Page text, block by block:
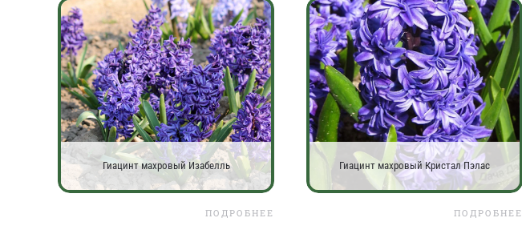
Гиацинт махровый Изабелль
ПОДРОБНЕЕ
Гиацинт махровый Кристал Пэлас
ПОДРОБНЕЕ